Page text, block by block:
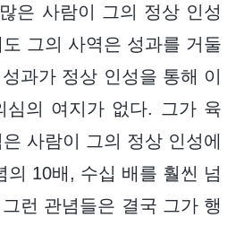
은 사람이 그의 정상 인성
그의 사역은 성과를 거둘
과가 정상 인성을 통해 이
심의 여지가 없다. 그가 육
사람이 그의 정상 인성에
의 10배, 수십 배를 훨씬 넘
런 관념들은 결국 그가 행